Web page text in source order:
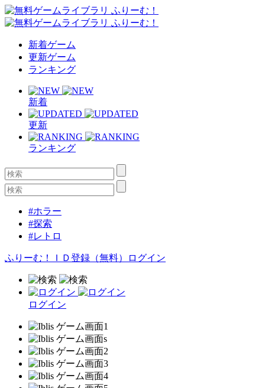
新着ゲーム
更新ゲーム
ランキング
新着
更新
ランキング
#ホラー
#探索
#レトロ
ふりーむ！ＩＤ登録（無料） ログイン
ログイン